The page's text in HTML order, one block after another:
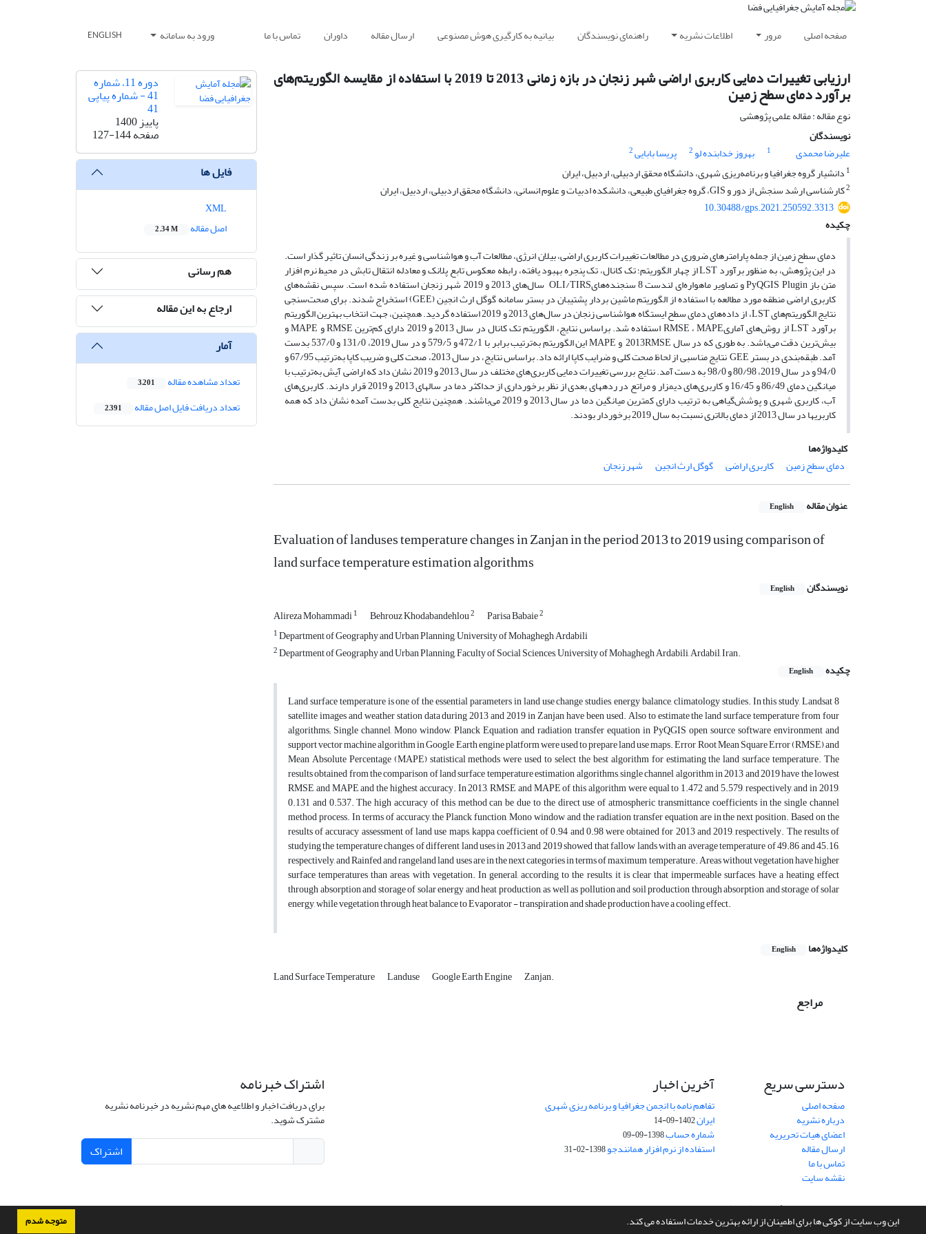
این وب سایت از کوکی ها برای اطمینان از ارائه بهترین خدمات استفاده می کند. متوجه شدم
صفحه اصلی مرور اطلاعات نشریه راهنمای نویسندگان بیانیه به کارگیری هوش مصنوعی ارسال مقاله داوران تماس با ما ورود به سامانه ENGLISH
ارزیابی تغییرات دمایی کاربری اراضی شهر زنجان در بازه زمانی 2013 تا 2019 با استفاده از مقایسه الگوریتم‌های
برآورد دمای سطح زمین
نوع مقاله : مقاله علمی پژوهشی
نویسندگان
علیرضا محمدی
1 بهروز خدابنده لو2 پریسا بابایی2
1 دانشیار گروه جغرافیا و برنامه‌ریزی شهری، دانشگاه محقق اردبیلی، اردبیل، ایران
2کارشناسی ارشد سنجش از دور و GIS، گروه جغرافیای طبیعی، دانشکده ادبیات و علوم انسانی، دانشگاه محقق اردبیلی، اردبیل، ایران
10.30488/gps.2021.250592.3313
چکیده
دمای سطح زمین از جمله پارامترهای ضروری در مطالعات تغییرات کاربری اراضی، بیلان انرژی، مطالعات آب و هواشناسی و غیره بر زندگی انسان تاثیر گذار است.
در این پژوهش، به منظور برآورد LST از چهار الگوریتم؛ تک کانال، تک پنجره بهبود یافته، رابطه معکوس تابع پلانک و معادله انتقال تابش در محیط نرم افزار
متن باز PyQGIS Plugin و تصاویر ماهواره‌ای لندست 8 سنجنده‌هایOLI/TIRS سال‌های 2013 و 2019 شهر زنجان استفاده شده است. سپس نقشه‌های
کاربری اراضی منطقه مورد مطالعه با استفاده از الگوریتم‌ ماشین بردار پشتیبان در بستر سامانه گوگل ارث انجین (GEE) استخراج شدند. برای صحت‌سنجی
نتایج الگوریتم‌های LST، از داده‌های دمای سطح ایستگاه هواشناسی زنجان در سال‌های 2013 و 2019 استفاده گردید. همچنین، جهت انتخاب بهترین الگوریتم
برآورد LST از روش‌های آماریRMSE ، MAPE استفاده شد. براساس نتایج، الگوریتم تک کانال در سال 2013 و 2019 دارای کم‌ترین RMSE و MAPE و
بیش‌ترین دقت می‌باشد. به طوری که در سال 2013RMSE و MAPE این الگوریتم به‌ترتیب برابر با 472/1 و 579/5 و در سال 2019، 131/0 و 537/0 بدست
آمد. طبقه‌بندی در بستر GEE نتایج مناسبی از لحاظ صحت کلی و ضرایب کاپا ارائه داد. براساس نتایج، در سال 2013، صحت کلی و ضریب کاپا به‌ترتیب 67/95 و
94/0 و در سال 2019، 80/98 و 98/0 به دست آمد. نتایج بررسی تغییرات دمایی کاربری‌های مختلف در سال 2013 و 2019 نشان داد که اراضی آیش به‌ترتیب با
میانگین دمای 86/49 و 16/45 و کاربری‌های دیمزار و مراتع در رده­های بعدی از نظر برخورداری از حداکثر دما در سال­های 2013 و 2019 قرار دارند. کاربری‌های
آب، کاربری شهری و پوشش‌گیاهی به ترتیب دارای کمترین میانگین دما در سال 2013 و 2019 می‌باشند. همچنین نتایج کلی بدست آمده نشان داد که همه
کاربری­ها در سال 2013 از دمای بالاتری نسبت به سال 2019 برخوردار بودند.
کلیدواژه‌ها
دمای سطح زمین
کاربری ‌اراضی گوگل ارث انجین شهر زنجان
عنوان مقاله English
Evaluation of landuses temperature changes in Zanjan in the period 2013 to 2019 using ‎comparison of
land surface temperature‏ ‏estimation algorithms
نویسندگان English
Alireza Mohammadi1 Behrouz Khodabandehlou2 Parisa Babaie2
1Department of Geography and Urban Planning, University of Mohaghegh Ardabili
2Department of Geography and Urban Planning, Faculty of Social Sciences, University of Mohaghegh Ardabili, Ardabil, Iran.
چکیده
English
Land surface temperature is one of the essential parameters in land use change studies, energy balance, climatology studies. In this study, Landsat 8
satellite images and weather station data during 2013 and 2019 in Zanjan have been used. Also to estimate the land surface temperature from four
algorithms; Single channel, Mono window, Planck Equation and radiation transfer equation in PyQGIS open source software environment and
support vector machine algorithm in Google Earth engine platform were used to prepare land use maps. Error Root Mean Square Error (RMSE) and
Mean Absolute Percentage (MAPE) statistical methods were used to select the best algorithm for estimating the land surface temperature. The
results obtained from the comparison of land surface temperature estimation algorithms, single channel algorithm in 2013 and 2019 have the lowest
RMSE and MAPE and the highest accuracy. In 2013, RMSE and MAPE of this algorithm were equal to 1.472 and 5.579, respectively, and in 2019,
0.131 and 0.537. The high accuracy of this method can be due to the direct use of atmospheric transmittance coefficients in the single channel
method process. In terms of accuracy, the Planck function, Mono window and the radiation transfer equation are in the next position. Based on the
results of accuracy assessment of land use maps, kappa coefficient of 0.94 and 0.98 were obtained for 2013 and 2019, respectively. The results of
studying the temperature changes of different land uses in 2013 and 2019 showed that fallow lands with an average temperature of 49.86 and 45.16,
respectively, and Rainfed and rangeland land uses are in the next categories in terms of maximum temperature. Areas without vegetation have higher
surface temperatures than areas with vegetation. In general, according to the results, it is clear that impermeable surfaces have a heating effect
through absorption and storage of solar energy and heat production, as well as pollution and soil production through absorption and storage of solar
energy, while vegetation through heat balance to Evaporator - transpiration and shade production have a cooling effect.
کلیدواژه‌ها English
Land Surface Temperature Landuse Google Earth Engine Zanjan.‎
مراجع
دوره 11، شماره
41 - شماره پیاپی
41
پاییز 1400
صفحه127-144
فایل ها
اصل مقاله
2.34 M
هم رسانی
ارجاع به این مقاله
آمار
تعداد مشاهده مقاله 3,201
تعداد دریافت فایل اصل مقاله 2,391
دسترسی سریع
صفحه اصلی
درباره نشریه
اعضای هیات تحریریه
ارسال مقاله
تماس با ما
نقشه سایت
آخرین اخبار
تفاهم نامه با انجمن جغرافیا و برنامه ریزی شهری
ایران1402-09-14
شماره حساب1398-09-09
استفاده از نرم افزار همانندجو1398-02-31
اشتراک خبرنامه
برای دریافت اخبار و اطلاعیه های مهم نشریه در خبرنامه نشریه
مشترک شوید.
اشتراک
سامانه مدیریت نشریات علمی.طراحی و پیاده سازی ازسیناوب